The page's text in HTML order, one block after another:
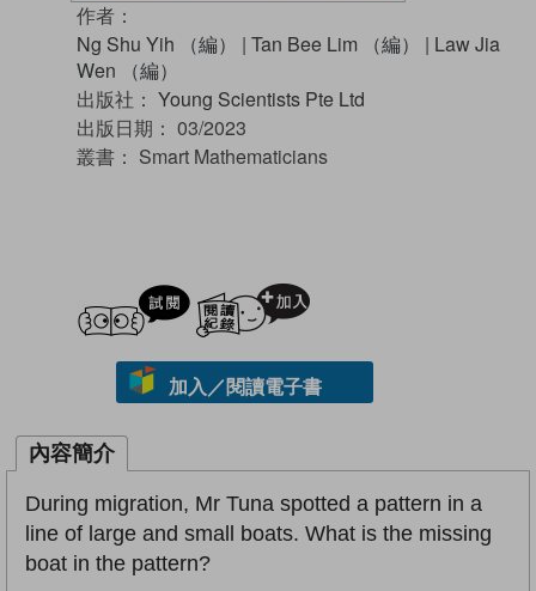
作者：
Ng Shu Yih （編）
| Tan Bee Lim （編） | Law Jia
Wen （編）
出版社： Young Scientists Pte Ltd
出版日期： 03/2023
叢書： Smart Mathematicians
試閲
加入／閱讀電子書
內容簡介
During migration, Mr Tuna spotted a pattern in a
line of large and small boats. What is the missing
boat in the pattern?